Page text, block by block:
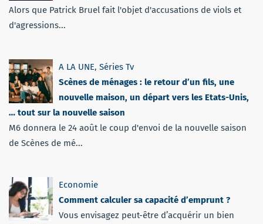
Alors que Patrick Bruel fait l'objet d'accusations de viols et
d'agressions...
A LA UNE, Séries Tv
Scènes de ménages : le retour d’un fils, une
nouvelle maison, un départ vers les Etats-Unis,
… tout sur la nouvelle saison
M6 donnera le 24 août le coup d'envoi de la nouvelle saison
de Scènes de mé...
Economie
Comment calculer sa capacité d’emprunt ?
Vous envisagez peut-être d’acquérir un bien